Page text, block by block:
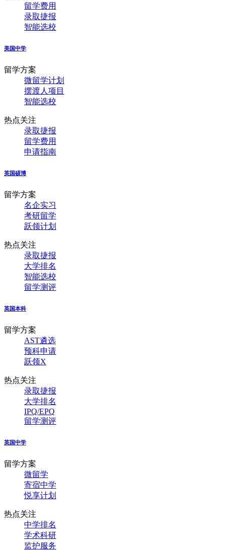
留学费用
录取捷报
智能选校
美国中学
留学方案
微留学计划
摆渡人项目
智能选校
热点关注
录取捷报
留学费用
申请指南
英国硕博
留学方案
名企实习
考研留学
跃领计划
热点关注
录取捷报
大学排名
智能选校
留学测评
英国本科
留学方案
AST遴选
预科申请
跃领X
热点关注
录取捷报
大学排名
IPQ/EPQ
留学测评
英国中学
留学方案
微留学
寄宿中学
悦享计划
热点关注
中学排名
学术科研
监护服务